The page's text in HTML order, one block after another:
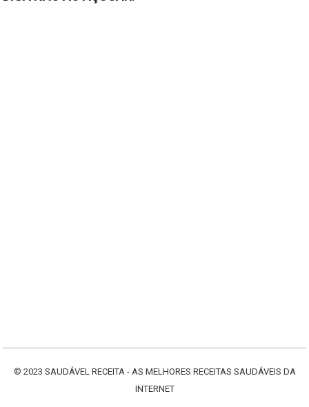
© 2023 SAUDÁVEL RECEITA - AS MELHORES RECEITAS SAUDÁVEIS DA
INTERNET